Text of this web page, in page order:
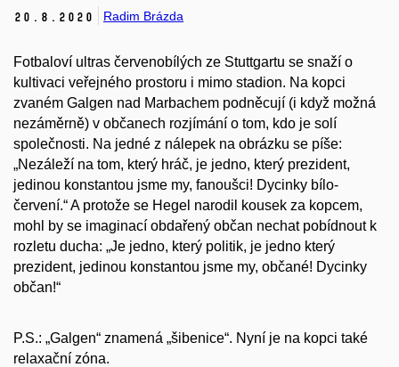
20. 8. 2020 Radim Brázda
Fotbaloví ultras červenobílých ze Stuttgartu se snaží o
kultivaci veřejného prostoru i mimo stadion. Na kopci
zvaném Galgen nad Marbachem podněcují (i když možná
nezáměrně) v občanech rozjímání o tom, kdo je solí
společnosti. Na jedné z nálepek na obrázku se píše:
„Nezáleží na tom, který hráč, je jedno, který prezident,
jedinou konstantou jsme my, fanoušci! Dycinky bílo-
červení.“ A protože se Hegel narodil kousek za kopcem,
mohl by se imaginací obdařený občan nechat pobídnout k
rozletu ducha: „Je jedno, který politik, je jedno který
prezident, jedinou konstantou jsme my, občané! Dycinky
občan!“
P.S.: „Galgen“ znamená „šibenice“. Nyní je na kopci také
relaxační zóna.